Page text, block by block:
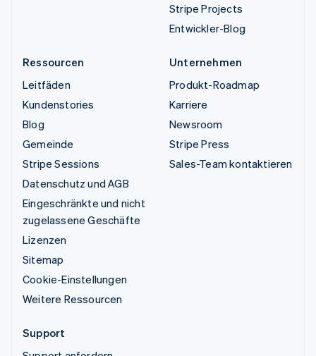
Stripe Projects
Entwickler-Blog
Ressourcen
Leitfäden
Kundenstories
Blog
Gemeinde
Stripe Sessions
Datenschutz und AGB
Eingeschränkte und nicht
zugelassene Geschäfte
Lizenzen
Sitemap
Cookie-Einstellungen
Weitere Ressourcen
Unternehmen
Produkt-Roadmap
Karriere
Newsroom
Stripe Press
Sales-Team kontaktieren
Support